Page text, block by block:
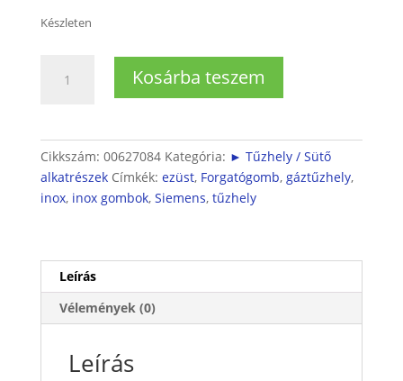
Készleten
főzőlap
Kosárba teszem
Cikkszám: 00627084 Kategória: ► Tűzhely / Sütő
alkatrészek Címkék: ezüst, Forgatógomb, gáztűzhely,
inox, inox gombok, Siemens, tűzhely
Leírás
Vélemények (0)
Leírás